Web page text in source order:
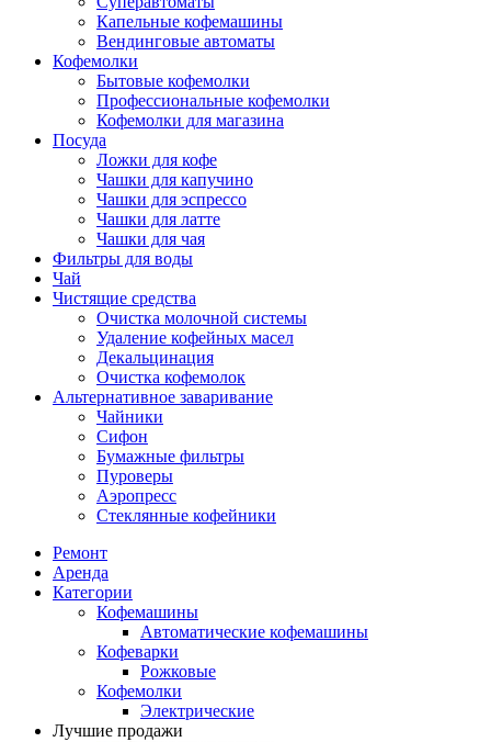
Капельные кофемашины
Вендинговые автоматы
Кофемолки
Бытовые кофемолки
Профессиональные кофемолки
Кофемолки для магазина
Посуда
Ложки для кофе
Чашки для капучино
Чашки для эспрессо
Чашки для латте
Чашки для чая
Фильтры для воды
Чай
Чистящие средства
Очистка молочной системы
Удаление кофейных масел
Декальцинация
Очистка кофемолок
Альтернативное заваривание
Чайники
Сифон
Бумажные фильтры
Пуроверы
Аэропресс
Стеклянные кофейники
Ремонт
Аренда
Категории
Кофемашины
Автоматические кофемашины
Кофеварки
Рожковые
Кофемолки
Электрические
Лучшие продажи